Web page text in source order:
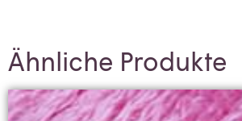
Ähnliche Produkte